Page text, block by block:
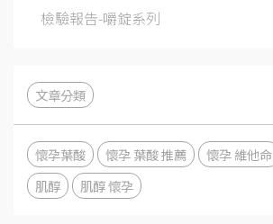
檢驗報告-嚼錠系列
文章分類
懷孕葉酸 懷孕 葉酸 推薦 懷孕 維他命
肌醇
肌醇 懷孕